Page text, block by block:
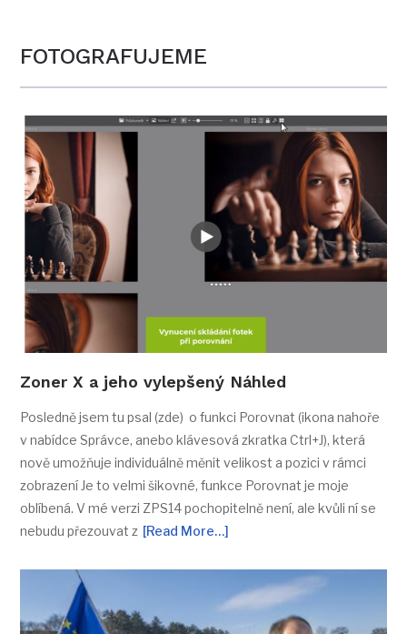
FOTOGRAFUJEME
Zoner X a jeho vylepšený Náhled
Posledně jsem tu psal (zde) o funkci Porovnat (ikona nahoře
v nabídce Správce, anebo klávesová zkratka Ctrl+J), která
nově umožňuje individuálně měnit velikost a pozici v rámci
zobrazení Je to velmi šikovné, funkce Porovnat je moje
oblíbená. V mé verzi ZPS14 pochopitelně není, ale kvůli ní se
nebudu přezouvat z [Read More…]